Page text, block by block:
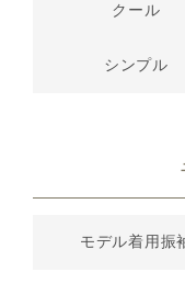
クール
シンプル
モデル着用振